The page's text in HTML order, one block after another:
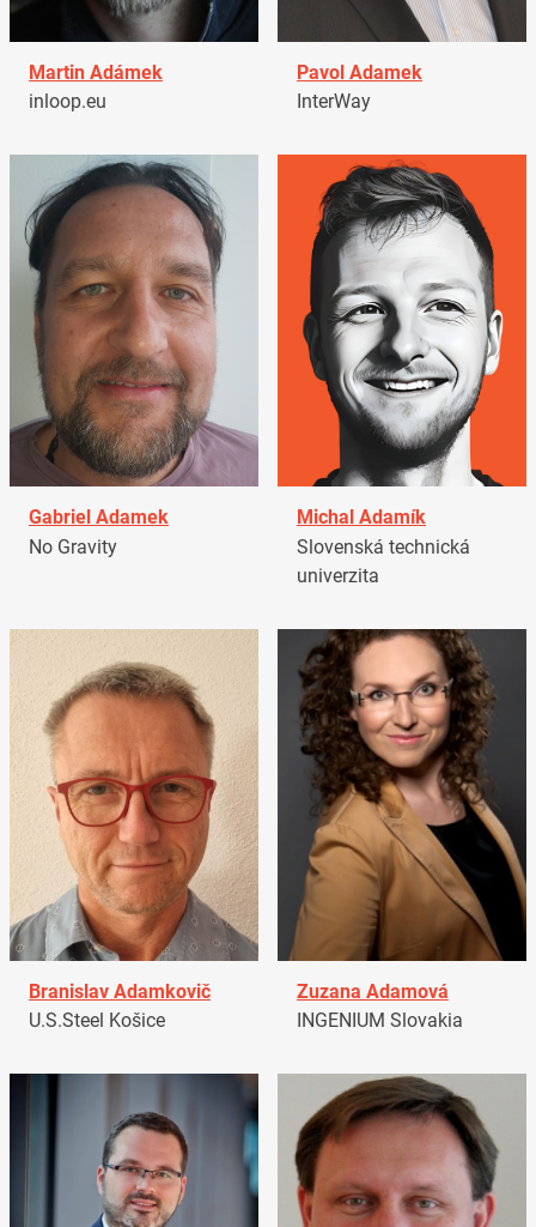
Martin Adámek
inloop.eu
Pavol Adamek
InterWay
Gabriel Adamek
No Gravity
Michal Adamík
Slovenská technická
univerzita
Branislav Adamkovič
U.S.Steel Košice
Zuzana Adamová
INGENIUM Slovakia